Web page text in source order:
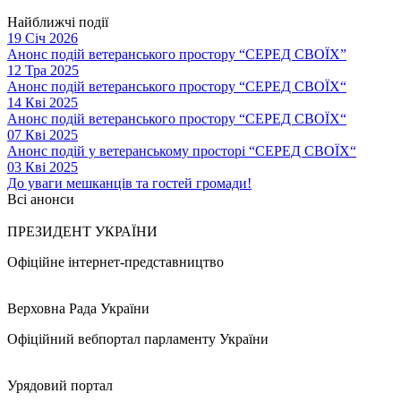
Найближчі події
19 Січ 2026
Анонс подій ветеранського простору “СЕРЕД СВОЇХ”
12 Тра 2025
Анонс подій ветеранського простору “СЕРЕД СВОЇХ“
14 Кві 2025
Анонс подій ветеранського простору “СЕРЕД СВОЇХ“
07 Кві 2025
Анонс подій у ветеранському просторі “СЕРЕД СВОЇХ“
03 Кві 2025
До уваги мешканців та гостей громади!
Всі анонси
ПРЕЗИДЕНТ УКРАЇНИ
Офіційне інтернет-представництво
Верховна Рада України
Офіційний вебпортал парламенту України
Урядовий портал